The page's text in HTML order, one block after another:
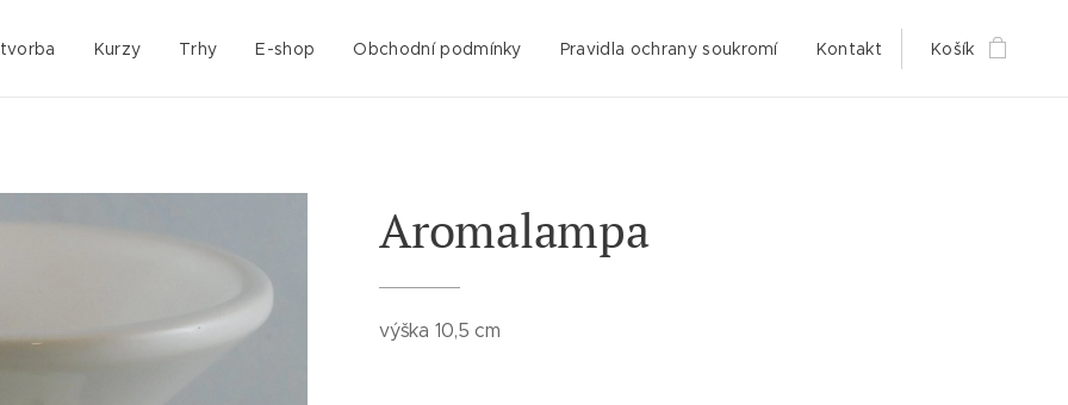
Kurzy Trhy E-shop Obchodní podmínky Pravidla ochrany soukromí Kontakt Košík
Aromalampa
výška 10,5 cm